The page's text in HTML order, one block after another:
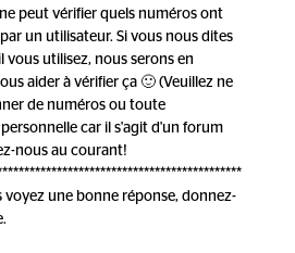
peut vérifier quels numéros ont
un utilisateur. Si vous nous dites
vous utilisez, nous serons en
aider à vérifier ça 🙂 (Veuillez ne
de numéros ou toute
car il s'agit d'un forum
nous au courant!
voyez une bonne réponse, donnez-